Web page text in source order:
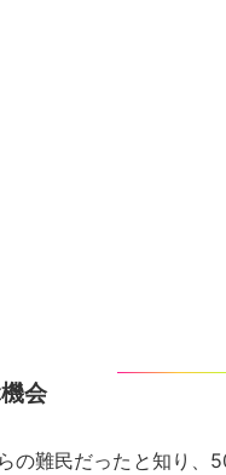
会
の難民だったと知り、